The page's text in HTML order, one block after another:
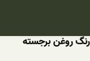
روغن برجسته